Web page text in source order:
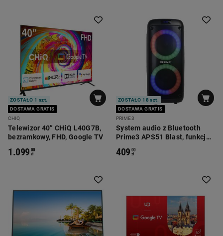
ZOSTAŁO 1 szt.
DOSTAWA GRATIS
CHIQ
Telewizor 40” CHiQ L40G7B,
bezramkowy, FHD, Google TV
1.099 00
zł
ZOSTAŁO 18 szt.
DOSTAWA GRATIS
PRIME3
System audio z Bluetooth
Prime3 APS51 Blast, funkcja
409 00
zł